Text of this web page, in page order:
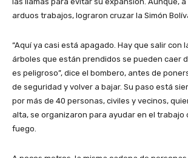
arduos trabajos, lograron cruzar la Simón
“Aquí ya casi está apagado. Hay que salir con
árboles que están prendidos se pueden caer
es peligroso”, dice el bombero, antes de
de seguridad y volver a bajar. Su paso está
por más de 40 personas, civiles y vecinos,
alta, se organizaron para ayudar en el trabajo
fuego.